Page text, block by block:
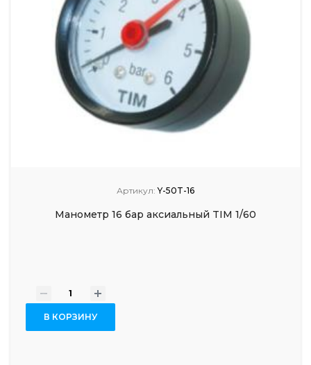
Артикул: Y-50T-16
Манометр 16 бар аксиальный TIM 1/60
- +
В КОРЗИНУ